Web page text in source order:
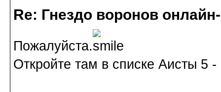
Re: Гнездо воронов
Пожалуйста.
Откройте там в списке Аисты 5 -